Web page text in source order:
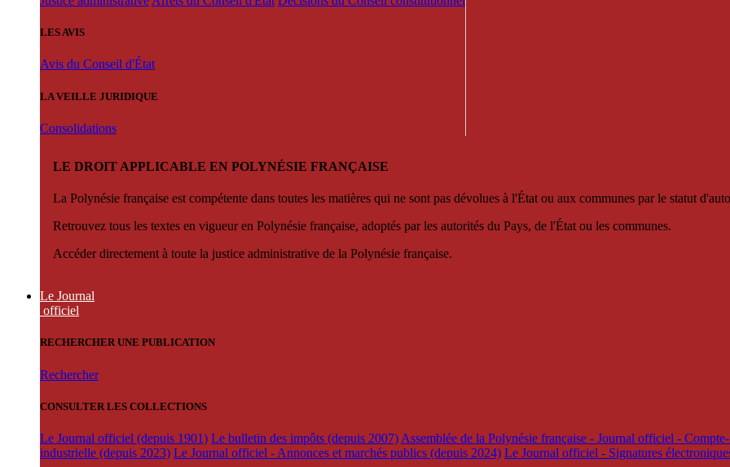
LES AVIS
Avis du Conseil d'État
LA VEILLE JURIDIQUE
Consolidations
LE DROIT APPLICABLE EN POLYNÉSIE FRANÇAISE
La Polynésie française est compétente dans toutes les matières qui ne sont pas dévolues à l'État ou aux communes par le statut
Retrouvez tous les textes en vigueur en Polynésie française, adoptés par les autorités du Pays, de l'État ou les communes.
Accéder directement à toute la justice administrative de la Polynésie française.
Le Journal
officiel
RECHERCHER UNE PUBLICATION
Rechercher
CONSULTER LES COLLECTIONS
Le Journal officiel (depuis 1901) Le bulletin des impôts (depuis 2007) Assemblée de la Polynésie française - Journal officiel -
industrielle (depuis 2023) Le Journal officiel - Annonces et marchés publics (depuis 2024) Le Journal officiel - Signatures